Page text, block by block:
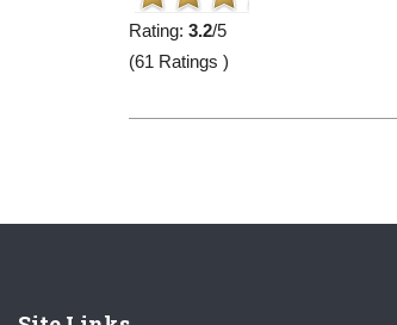
Rating:3.2/5
(61 Ratings )